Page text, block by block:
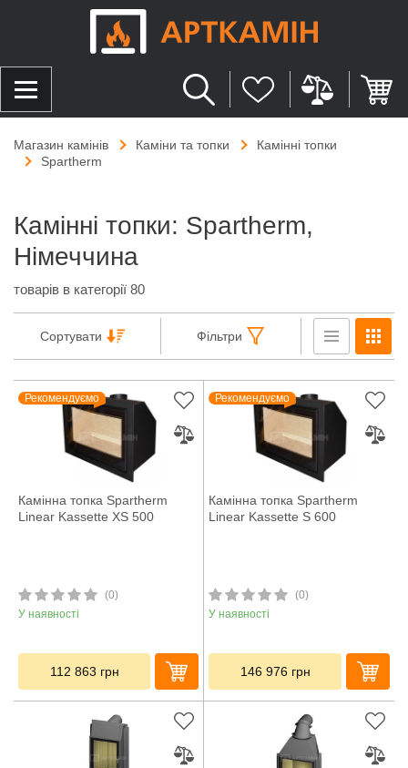
Магазин камінів Каміни та топки
Камінні топки
Spartherm
Камінні топки: Spartherm,
Німеччина
товарів в категорії 80
Сортувати Фільтри
Рекомендуємо
Камінна топка Spartherm
Linear Kassette XS 500
(0)
У наявності
112 863 грн
Рекомендуємо
Камінна топка Spartherm
Linear Kassette S 600
(0)
У наявності
146 976 грн